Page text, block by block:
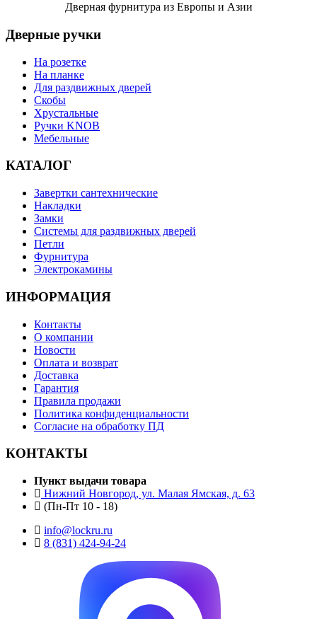
Дверная фурнитура из Европы и Азии
Дверные ручки
На розетке
На планке
Для раздвижных дверей
Скобы
Хрустальные
Ручки KNOB
Мебельные
КАТАЛОГ
Завертки сантехнические
Накладки
Замки
Системы для раздвижных дверей
Петли
Фурнитура
Электрокамины
ИНФОРМАЦИЯ
Контакты
О компании
Новости
Оплата и возврат
Доставка
Гарантия
Правила продажи
Политика конфиденциальности
Согласие на обработку ПД
КОНТАКТЫ
Пункт выдачи товара
Нижний Новгород, ул. Малая Ямская, д. 63
(Пн-Пт 10 - 18)
info@lockru.ru
8 (831) 424-94-24